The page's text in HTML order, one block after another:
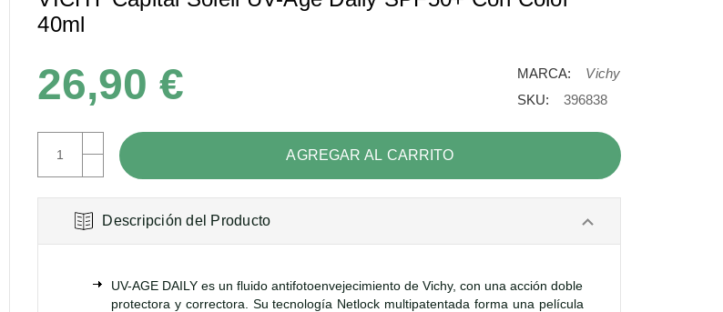
40ml
26,90 €
AUMENTAR
CANTIDAD:
DISMINUIR
CANTIDAD:
MARCA:
Vichy
SKU:
396838
Descripción del Producto
UV-AGE DAILY es un fluido antifotoenvejecimiento de Vichy, con una acción doble
protectora y correctora. Su tecnología Netlock multipatentada forma una película